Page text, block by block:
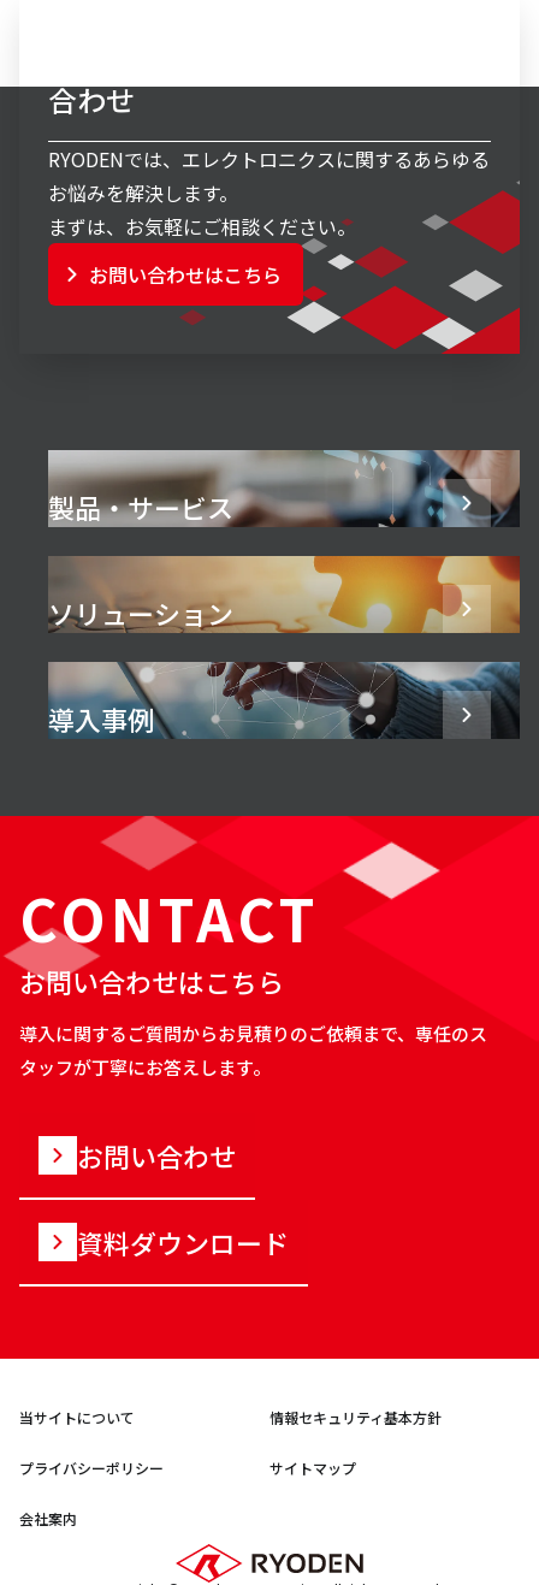
合わせ
RYODENでは、エレクトロニクスに関するあらゆる
お悩みを解決します。
まずは、お気軽にご相談ください。
お問い合わせはこちら
製品・サービス
ソリューション
導入事例
CONTACT
お問い合わせはこちら
導入に関するご質問からお見積りのご依頼まで、専任のス
タッフが丁寧にお答えします。
お問い合わせ
資料ダウンロード
当サイトについて 情報セキュリティ基本方針
プライバシーポリシー サイトマップ
会社案内